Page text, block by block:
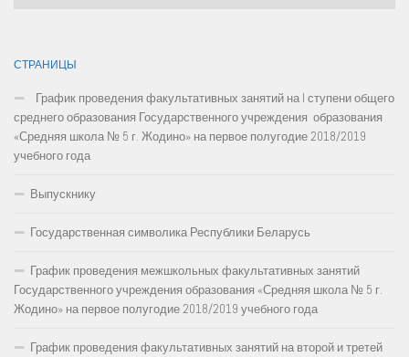
СТРАНИЦЫ
График проведения факультативных занятий на I ступени общего
среднего образования Государственного учреждения образования
«Средняя школа № 5 г. Жодино» на первое полугодие 2018/2019
учебного года
Выпускнику
Государственная символика Республики Беларусь
График проведения межшкольных факультативных занятий
Государственного учреждения образования «Средняя школа № 5 г.
Жодино» на первое полугодие 2018/2019 учебного года
График проведения факультативных занятий на второй и третей